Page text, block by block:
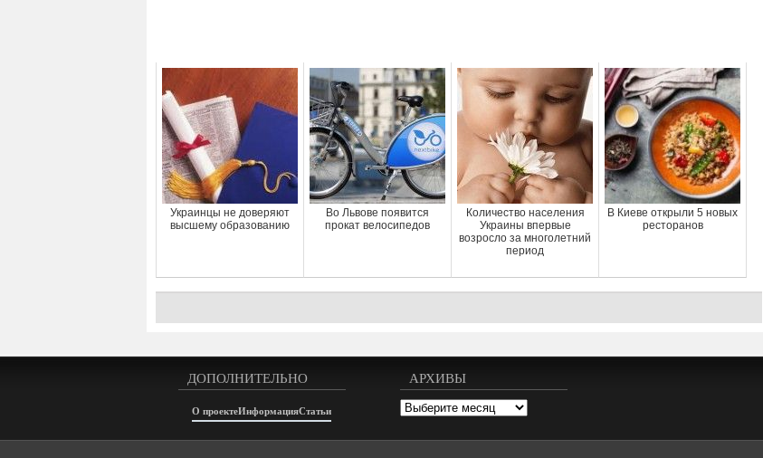
Украинцы не доверяют
высшему образованию
Во Львове появится
прокат велосипедов
Количество населения
Украины впервые
возросло за многолетний
период
В Киеве открыли 5 новых
ресторанов
ДОПОЛНИТЕЛЬНО
О проектеИнформацияСтатьи
АРХИВЫ
Архивы